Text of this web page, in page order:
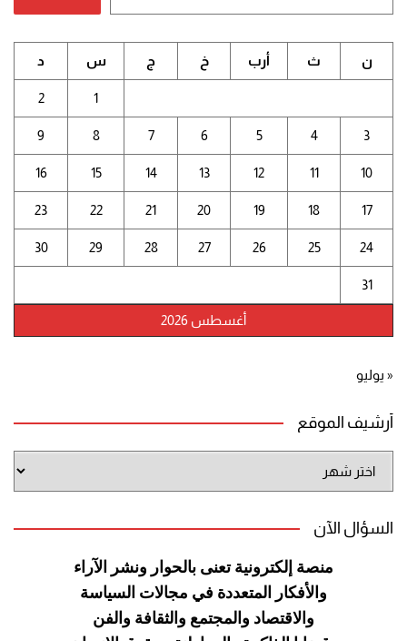
أغسطس 2026
ن ث أرب خ ج س د
1
2
3
4
5
6
7
8
9
10
11
12
13
14
15
16
17
18
19
20
21
22
23
24
25
26
27
28
29
30
31
« يوليو
أرشيف الموقع
الموقع
السؤال الآن
منصة إلكترونية تعنى بالحوار ونشر
الآراء
والأفكار المتعددة في مجالات السياسة
والاقتصاد والمجتمع والثقافة والفن